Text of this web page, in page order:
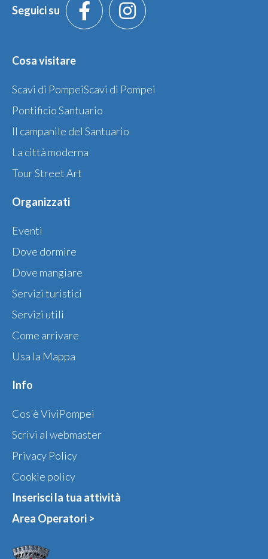
Seguici su
Cosa visitare
Scavi di PompeiScavi di Pompei
Pontificio Santuario
Il campanile del Santuario
La città moderna
Tour Street Art
Organizzati
Eventi
Dove dormire
Dove mangiare
Servizi turistici
Servizi utili
Come arrivare
Usa la Mappa
Info
Cos'è ViviPompei
Scrivi al webmaster
Privacy Policy
Cookie policy
Inserisci la tua attività
Area Operatori >